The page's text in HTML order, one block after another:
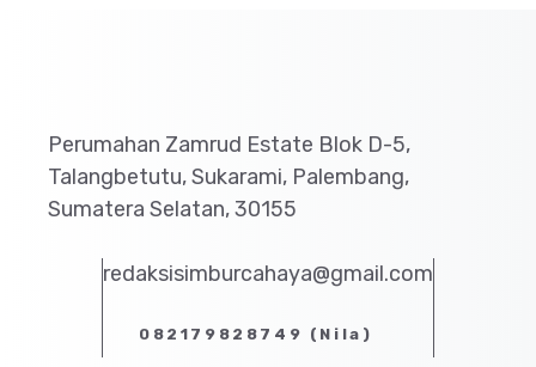
Perumahan Zamrud Estate Blok D-5,
Talangbetutu, Sukarami, Palembang,
Sumatera Selatan, 30155
redaksisimburcahaya@gmail.com
082179828749 (Nila)